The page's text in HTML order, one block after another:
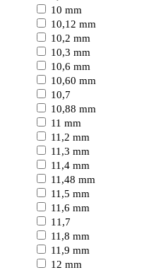
10 mm
10,12 mm
10,2 mm
10,3 mm
10,6 mm
10,60 mm
10,7
10,88 mm
11 mm
11,2 mm
11,3 mm
11,4 mm
11,48 mm
11,5 mm
11,6 mm
11,7
11,8 mm
11,9 mm
12 mm